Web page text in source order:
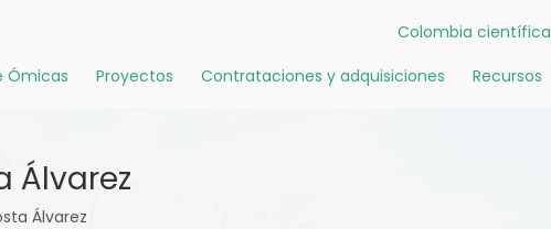
Colombia científica
Ómicas
Proyectos Contrataciones y adquisiciones Recursos
Álvarez
Álvarez